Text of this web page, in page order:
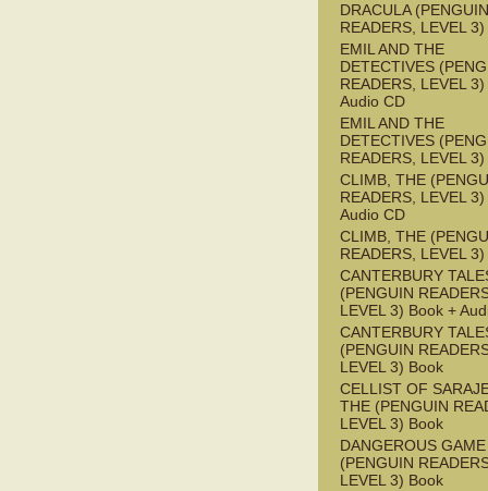
DRACULA (PENGUIN
READERS, LEVEL
EMIL AND THE
DETECTIVES
READERS, LEVEL
Audio CD
EMIL AND THE
DETECTIVES
READERS, LEVEL
CLIMB, THE
READERS, LEVEL
Audio CD
CLIMB, THE
READERS, LEVEL
CANTERBURY
(PENGUIN
LEVEL 3) Book +
CANTERBURY
(PENGUIN
LEVEL 3) Book
CELLIST OF
THE (PENGUIN
LEVEL 3) Book
DANGEROUS GAME
(PENGUIN
LEVEL 3) Book